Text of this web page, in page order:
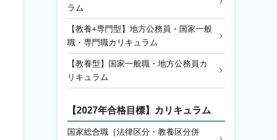
ラム
【教養+専門型】地方公務員・国家一般
職・専門職カリキュラム
【教養型】国家一般職・地方公務員カ
リキュラム
【2027年合格目標】カリキュラム
国家総合職［法律区分・教養区分併